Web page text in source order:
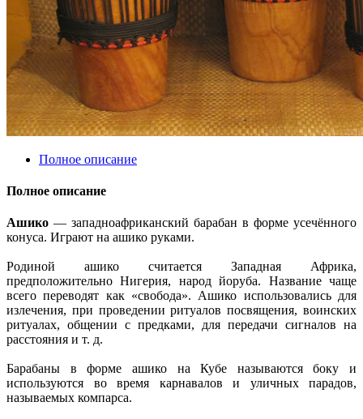
Полное описание
Полное описание
Ашико — западноафриканский барабан в форме усечённого
конуса. Играют на ашико руками.
Родиной ашико считается Западная Африка,
предположительно Нигерия, народ йоруба. Название чаще
всего переводят как «свобода». Ашико использовались для
излечения, при проведении ритуалов посвящения, воинских
ритуалах, общении с предками, для передачи сигналов на
расстояния и т. д.
Барабаны в форме ашико на Кубе называются боку и
используются во время карнавалов и уличных парадов,
называемых компарса.